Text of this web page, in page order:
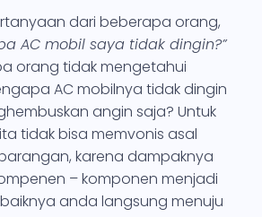
dari beberapa orang,
AC mobil saya tidak dingin?”
orang tidak mengetahui
AC mobilnya tidak dingin
angin saja? Untuk
tidak bisa memvonis asal
karena dampaknya
– komponen menjadi
anda langsung menuju